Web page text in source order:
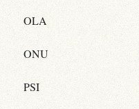
OLA
ONU
PSI